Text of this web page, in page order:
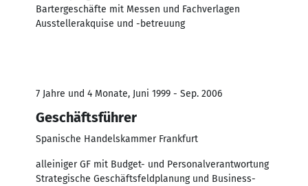
Bartergeschäfte mit Messen und Fachverlagen
Ausstellerakquise und -betreuung
7 Jahre und 4 Monate, Juni 1999 - Sep. 2006
Geschäftsführer
Spanische Handelskammer Frankfurt
alleiniger GF mit Budget- und Personalverantwortung
Strategische Geschäftsfeldplanung und Business-